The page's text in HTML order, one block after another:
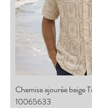
Chemise ajourée beige
10065633